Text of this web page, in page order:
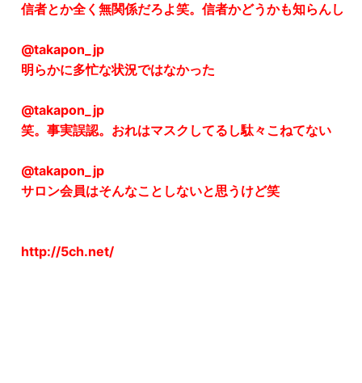
信者とか全く無関係だろよ笑。信者かどうかも知らんし
@takapon_jp
明らかに多忙な状況ではなかった
@takapon_jp
笑。事実誤認。おれはマスクしてるし駄々こねてない
@takapon_jp
サロン会員はそんなことしないと思うけど笑
http://5ch.net/